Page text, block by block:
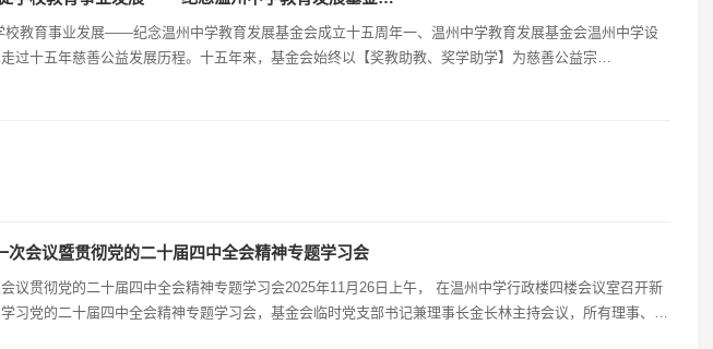
校教育事业发展——纪念温州中学教育发展基金会成立十五周年一、温州中学教育发展基金会温州中学设
过十五年慈善公益发展历程。十五年来，基金会始终以【奖教助教、奖学助学】为慈善公益宗…
次会议暨贯彻党的二十届四中全会精神专题学习会
议贯彻党的二十届四中全会精神专题学习会2025年11月26日上午， 在温州中学行政楼四楼会议室召开新
习党的二十届四中全会精神专题学习会，基金会临时党支部书记兼理事长金长林主持会议，所有理事、监
上，由校党办主任兼党建工作指导员郭振豪老师全面…